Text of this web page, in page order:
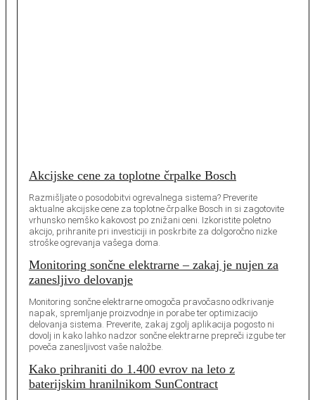
Akcijske cene za toplotne črpalke Bosch
Razmišljate o posodobitvi ogrevalnega sistema? Preverite
aktualne akcijske cene za toplotne črpalke Bosch in si zagotovite
vrhunsko nemško kakovost po znižani ceni. Izkoristite poletno
akcijo, prihranite pri investiciji in poskrbite za dolgoročno nizke
stroške ogrevanja vašega doma.
Monitoring sončne elektrarne – zakaj je nujen za
zanesljivo delovanje
Monitoring sončne elektrarne omogoča pravočasno odkrivanje
napak, spremljanje proizvodnje in porabe ter optimizacijo
delovanja sistema. Preverite, zakaj zgolj aplikacija pogosto ni
dovolj in kako lahko nadzor sončne elektrarne prepreči izgube ter
poveča zanesljivost vaše naložbe.
Kako prihraniti do 1.400 evrov na leto z
baterijskim hranilnikom SunContract